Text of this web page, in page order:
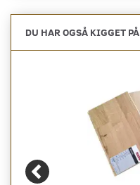
DU HAR OGSÅ KIGGET PÅ